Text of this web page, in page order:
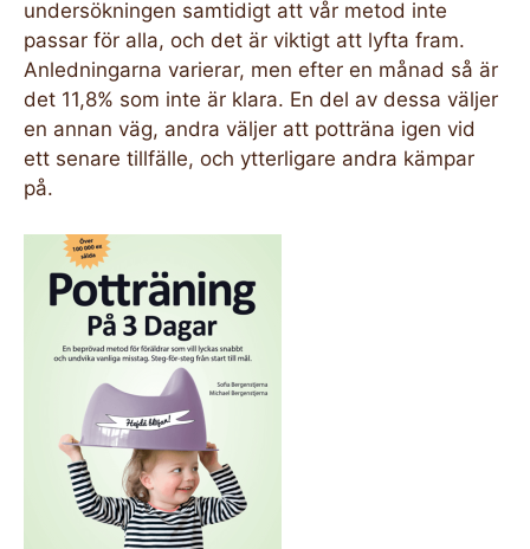
undersökningen samtidigt att vår metod inte
passar för alla, och det är viktigt att lyfta fram.
Anledningarna varierar, men efter en månad så är
det 11,8% som inte är klara. En del av dessa väljer
en annan väg, andra väljer att potträna igen vid
ett senare tillfälle, och ytterligare andra kämpar
på.